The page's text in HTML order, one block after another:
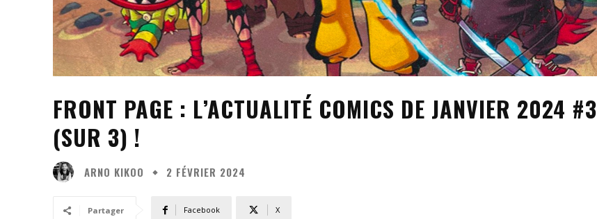
FRONT PAGE : L’ACTUALITÉ COMICS DE JANVIER 2024 #3
(SUR 3) !
ARNO KIKOO 2 FÉVRIER 2024
Partager Facebook X